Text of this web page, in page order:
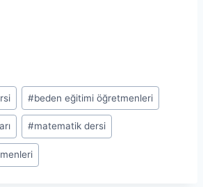
#beden eğitimi öğretmenleri
#matematik dersi